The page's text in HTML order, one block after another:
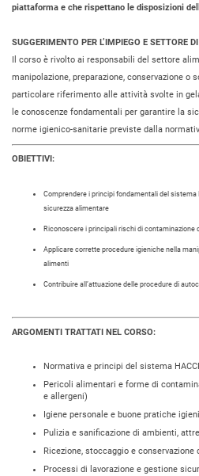
piattaforma e che rispettano le disposizioni
SUGGERIMENTO PER L’IMPIEGO E SETTORE
Il corso è rivolto ai responsabili del settore
manipolazione, preparazione, conservazione o
particolare riferimento alle attività svolte in
le conoscenze fondamentali per garantire la
norme igienico-sanitarie previste dalla
OBIETTIVI:
Comprendere i principi fondamentali del sistema
sicurezza alimentare
Riconoscere i principali rischi di contaminazione
Applicare corrette procedure igieniche nella
alimenti
Contribuire all’attuazione delle procedure di
ARGOMENTI TRATTATI NEL CORSO:
Normativa e principi del sistema
Pericoli alimentari e forme di
e allergeni)
Igiene personale e buone pratiche
Pulizia e sanificazione di ambienti,
Ricezione, stoccaggio e conservazione
Processi di lavorazione e gestione